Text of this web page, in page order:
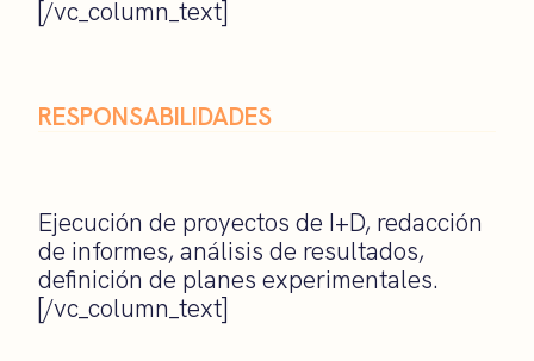
[/vc_column_text]
RESPONSABILIDADES
Ejecución de proyectos de I+D, redacción
de informes, análisis de resultados,
definición de planes experimentales.
[/vc_column_text]